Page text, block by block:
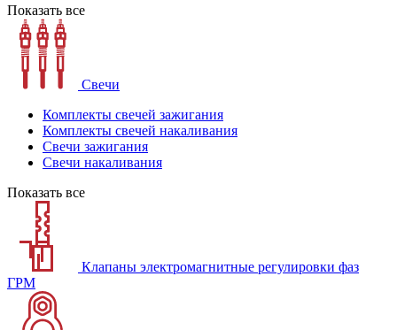
Показать все
Свечи
Комплекты свечей зажигания
Комплекты свечей накаливания
Свечи зажигания
Свечи накаливания
Показать все
Клапаны электромагнитные регулировки фаз
ГРМ